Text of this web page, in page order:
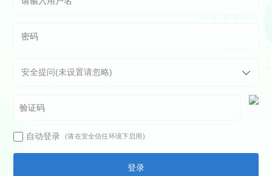
自动登录 (请在安全信任环境下启用)
登录